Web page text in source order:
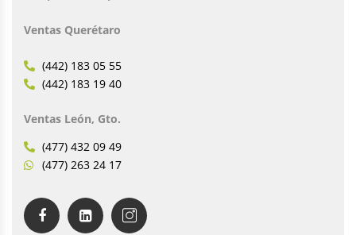
Ventas Querétaro
(442) 183 05 55
(442) 183 19 40
Ventas León, Gto.
(477) 432 09 49
(477) 263 24 17